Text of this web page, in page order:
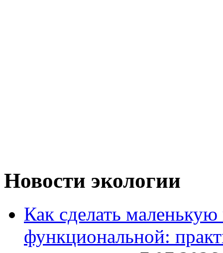
Новости экологии
Как сделать
функциональной: